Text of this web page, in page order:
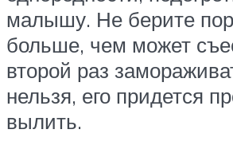
малышу. Не берите
больше, чем может
второй раз
нельзя, его придется
вылить.